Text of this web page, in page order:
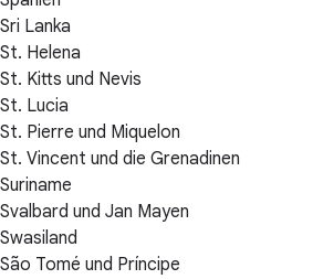
Sri Lanka
St. Helena
St. Kitts und Nevis
St. Lucia
St. Pierre und Miquelon
St. Vincent und die Grenadinen
Suriname
Svalbard und Jan Mayen
Swasiland
São Tomé und Príncipe